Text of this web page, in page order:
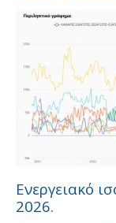
Ενεργειακό
2026.